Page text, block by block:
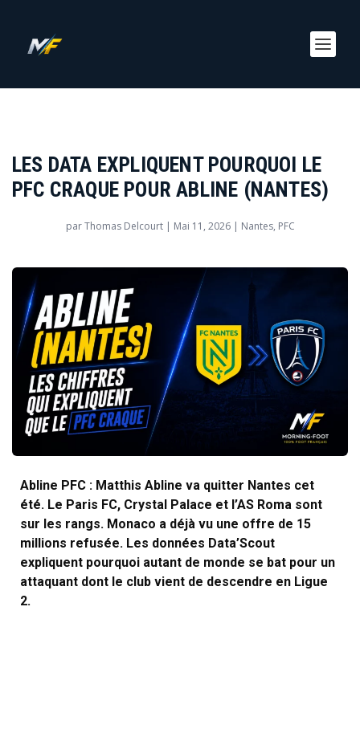
LES DATA EXPLIQUENT POURQUOI LE
PFC CRAQUE POUR ABLINE (NANTES)
parThomas Delcourt| Mai 11, 2026| Nantes, PFC
Abline PFC : Matthis Abline va quitter Nantes cet
été. Le Paris FC, Crystal Palace et l’AS Roma sont
sur les rangs. Monaco a déjà vu une offre de 15
millions refusée. Les données Data’Scout
expliquent pourquoi autant de monde se bat pour un
attaquant dont le club vient de descendre en Ligue
2.